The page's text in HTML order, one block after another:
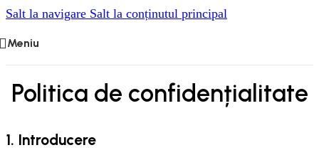
Salt la navigare Salt la conținutul principal
Meniu
Politica de confidențialitate
1. Introducere